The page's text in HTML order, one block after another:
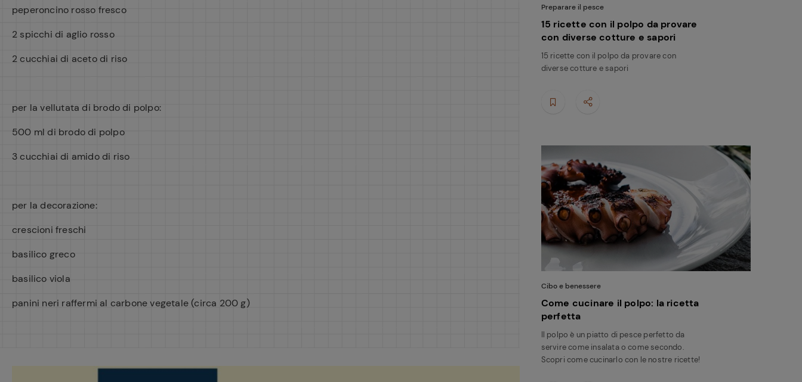
peperoncino rosso fresco
2 spicchi di aglio rosso
2 cucchiai di aceto di riso
per la vellutata di brodo di polpo:
500 ml di brodo di polpo
3 cucchiai di amido di riso
per la decorazione:
crescioni freschi
basilico greco
basilico viola
panini neri raffermi al carbone vegetale (circa 200 g)
Preparare il pesce
15 ricette con il polpo da provare
con diverse cotture e sapori
15 ricette con il polpo da provare con
diverse cotture e sapori
Cibo e benessere
Come cucinare il polpo: la ricetta
perfetta
Il polpo è un piatto di pesce perfetto da
servire come insalata o come secondo.
Scopri come cucinarlo con le nostre ricette!